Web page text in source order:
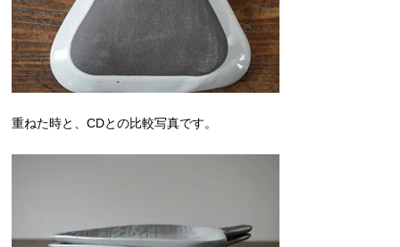
重ねた時と、CDとの比較写真です。